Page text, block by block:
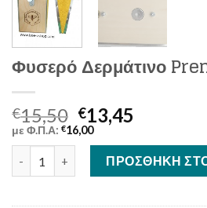
Φυσερό Δερμάτινο
€15,50 €13,45
με Φ.Π.Α: €16,00
Φυσερό Δερμάτινο Premium
ΠΡΟΣΘΉΚΗ